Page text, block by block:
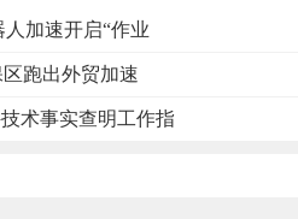
加速开启“作业
跑出外贸加速
术事实查明工作指